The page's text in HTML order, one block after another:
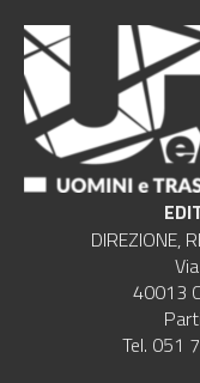
DIREZIONE,
40013
Tel. 051